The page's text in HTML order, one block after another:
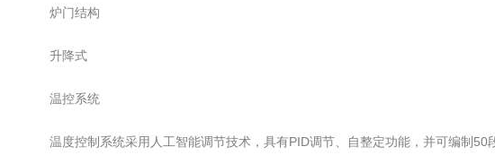
炉门结构
升降式
温控系统
温度控制系统采用人工智能调节技术，具有PID调节、自整定功能，并可编制